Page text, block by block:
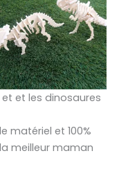
et et les dinosaures
matériel et 100%
meilleur maman